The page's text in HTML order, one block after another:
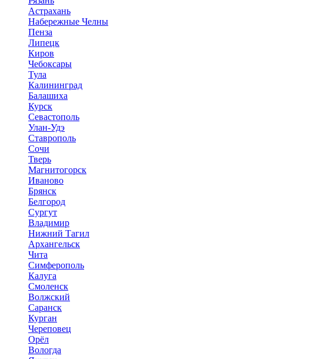
Астрахань
Набережные Челны
Пенза
Липецк
Киров
Чебоксары
Тула
Калининград
Балашиха
Курск
Севастополь
Улан-Удэ
Ставрополь
Сочи
Тверь
Магнитогорск
Иваново
Брянск
Белгород
Сургут
Владимир
Нижний Тагил
Архангельск
Чита
Симферополь
Калуга
Смоленск
Волжский
Саранск
Курган
Череповец
Орёл
Вологда